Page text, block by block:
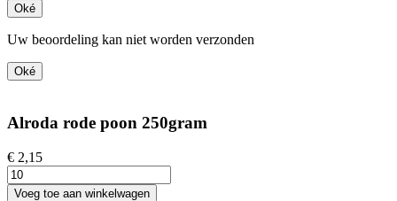
Oké
Uw beoordeling kan niet worden verzonden
Oké
Alroda rode poon 250gram
€ 2,15
Voeg toe aan winkelwagen